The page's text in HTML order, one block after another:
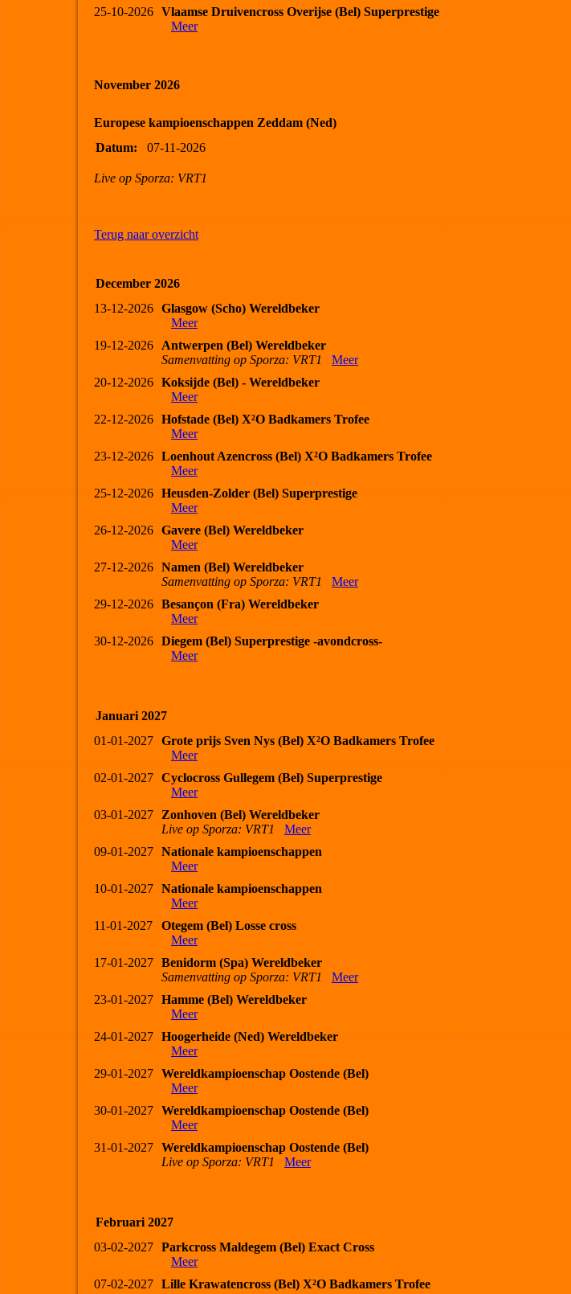
25-10-2026 Vlaamse Druivencross Overijse (Bel) Superprestige
Meer
November 2026
Europese kampioenschappen Zeddam (Ned)
Datum:
07-11-2026
Live op Sporza: VRT1
Terug naar overzicht
December 2026
13-12-2026 Glasgow (Scho) Wereldbeker
Meer
19-12-2026
Antwerpen (Bel) Wereldbeker
Samenvatting op Sporza: VRT1
Meer
20-12-2026 Koksijde (Bel) - Wereldbeker
Meer
22-12-2026 Hofstade (Bel) X²O Badkamers Trofee
Meer
23-12-2026 Loenhout Azencross (Bel) X²O Badkamers Trofee
Meer
25-12-2026 Heusden-Zolder (Bel) Superprestige
Meer
26-12-2026 Gavere (Bel) Wereldbeker
Meer
27-12-2026 Namen (Bel) Wereldbeker
Samenvatting op Sporza: VRT1
Meer
29-12-2026 Besançon (Fra) Wereldbeker
Meer
30-12-2026 Diegem (Bel) Superprestige -avondcross-
Meer
Januari 2027
01-01-2027 Grote prijs Sven Nys (Bel) X²O Badkamers Trofee
Meer
02-01-2027 Cyclocross Gullegem (Bel) Superprestige
Meer
03-01-2027
Zonhoven (Bel) Wereldbeker
Live op Sporza: VRT1
Meer
09-01-2027 Nationale kampioenschappen
Meer
10-01-2027 Nationale kampioenschappen
Meer
11-01-2027
Otegem (Bel) Losse cross
Meer
17-01-2027 Benidorm (Spa) Wereldbeker
Samenvatting op Sporza: VRT1
Meer
23-01-2027 Hamme (Bel) Wereldbeker
Meer
24-01-2027 Hoogerheide (Ned) Wereldbeker
Meer
29-01-2027 Wereldkampioenschap Oostende (Bel)
Meer
30-01-2027 Wereldkampioenschap Oostende (Bel)
Meer
31-01-2027 Wereldkampioenschap Oostende (Bel)
Live op Sporza: VRT1
Meer
Februari 2027
03-02-2027 Parkcross Maldegem (Bel) Exact Cross
Meer
07-02-2027 Lille Krawatencross (Bel) X²O Badkamers Trofee